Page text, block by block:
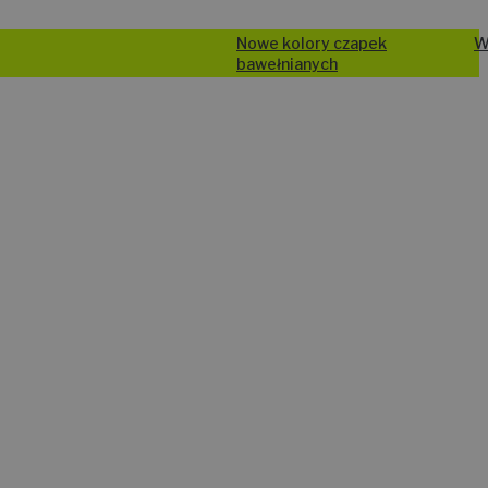
Wysyłka od 24h